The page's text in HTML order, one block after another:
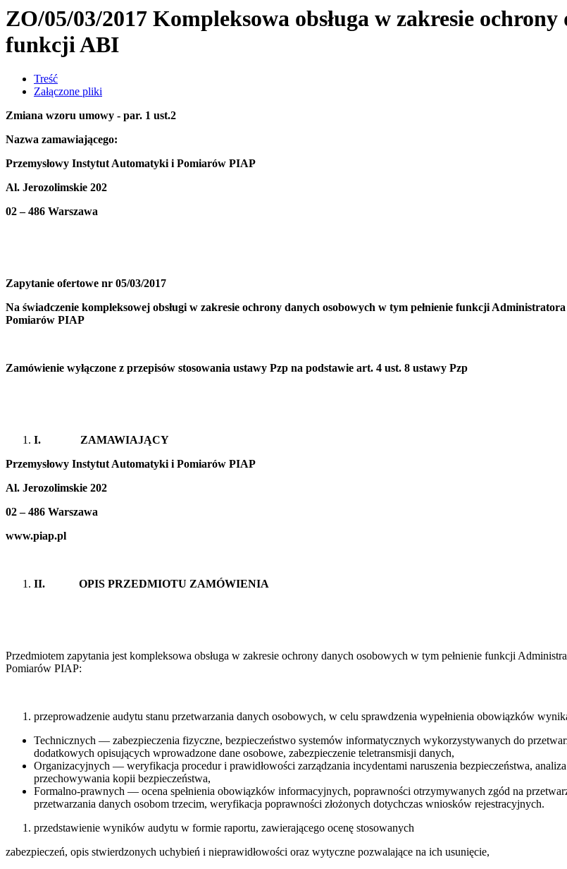
ZO/05/03/2017 Kompleksowa obsługa w zakresie
funkcji ABI
Treść
Załączone pliki
Zmiana wzoru umowy - par. 1 ust.2
Nazwa zamawiającego:
Przemysłowy Instytut Automatyki i Pomiarów PIAP
Al. Jerozolimskie 202
02 – 486
Zapytanie ofertowe nr 05/03/2017
Na świadczenie kompleksowej obsługi w zakresie ochrony danych osobowych w tym pełnienie funkcji
Pomiarów PIAP
Zamówienie wyłączone z przepisów stosowania ustawy Pzp na podstawie art. 4 ust. 8 ustawy Pzp
I. ZAMAWIAJĄCY
Przemysłowy Instytut Automatyki i Pomiarów PIAP
Al. Jerozolimskie 202
02 – 486 Warszawa
www.piap.pl
II. OPIS PRZEDMIOTU ZAMÓWIENIA
Przedmiotem zapytania jest kompleksowa obsługa w zakresie ochrony danych osobowych w tym pełnienie funkcji
Pomiarów PIAP:
przeprowadzenie audytu stanu przetwarzania danych osobowych, w celu sprawdzenia wypełnienia obowiązków
Technicznych — zabezpieczenia fizyczne, bezpieczeństwo systemów informatycznych wykorzystywanych do
dodatkowych opisujących wprowadzone dane osobowe, zabezpieczenie teletransmisji danych,
Organizacyjnych — weryfikacja procedur i prawidłowości zarządzania incydentami naruszenia bezpieczeństwa,
przechowywania kopii bezpieczeństwa,
Formalno-prawnych — ocena spełnienia obowiązków informacyjnych, poprawności otrzymywanych zgód na
przetwarzania danych osobom trzecim, weryfikacja poprawności złożonych dotychczas wniosków rejestracyjnych.
przedstawienie wyników audytu w formie raportu, zawierającego ocenę stosowanych
zabezpieczeń, opis stwierdzonych uchybień i nieprawidłowości oraz wytyczne pozwalające na ich usunięcie,